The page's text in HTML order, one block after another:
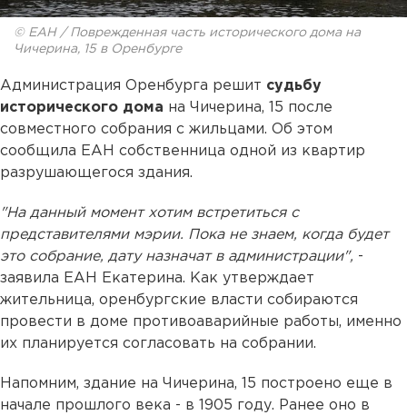
© ЕАН / Поврежденная часть исторического дома на
Чичерина, 15 в Оренбурге
Администрация Оренбурга решит судьбу
исторического дома на Чичерина, 15 после
совместного собрания с жильцами. Об этом
сообщила ЕАН собственница одной из квартир
разрушающегося здания.
"На данный момент хотим встретиться с
представителями мэрии. Пока не знаем, когда будет
это собрание, дату назначат в администрации", -
заявила ЕАН Екатерина. Как утверждает
жительница, оренбургские власти собираются
провести в доме противоаварийные работы, именно
их планируется согласовать на собрании.
Напомним, здание на Чичерина, 15 построено еще в
начале прошлого века - в 1905 году. Ранее оно в